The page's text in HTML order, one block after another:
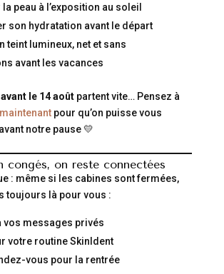
peau à l’exposition au soleil
son hydratation avant le départ
teint lumineux, net et sans
avant les vacances
le 14 aoûtpartent vite… Pensez à
pour qu’on puisse vous
notre pause 💛
congés, on reste connectées
: même si les cabines sont fermées,
toujours là pour vous :
vos messages privés
votre routine SkinIdent
vous pour la rentrée